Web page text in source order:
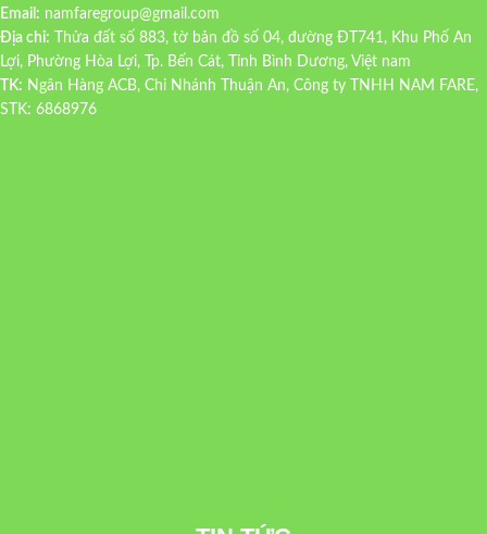
Email: namfaregroup@gmail.com
Địa chỉ: Thửa đất số 883, tờ bản đồ số 04, đường ĐT741, Khu Phố An
Lợi, Phường Hòa Lợi, Tp. Bến Cát, Tỉnh Bình Dương, Việt nam
TK: Ngân Hàng ACB, Chi Nhánh Thuận An, Công ty TNHH NAM FARE,
STK: 6868976